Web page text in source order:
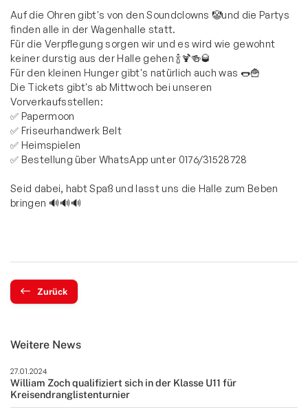
Auf die Ohren gibt's von den Soundclowns 🤡und die Partys
finden alle in der Wagenhalle statt.
Für die Verpflegung sorgen wir und es wird wie gewohnt
keiner durstig aus der Halle gehen 🍾🍹🍻🥃
Für den kleinen Hunger gibt's natürlich auch was 🌭🍟
Die Tickets gibt's ab Mittwoch bei unseren
Vorverkaufsstellen:
✅ Papermoon
✅ Friseurhandwerk Belt
✅ Heimspielen
✅ Bestellung über WhatsApp unter 0176/31528728
Seid dabei, habt Spaß und lasst uns die Halle zum Beben
bringen 🔊🔊🔊
Zurück
Weitere News
27.01.2024
William Zoch qualifiziert sich in der Klasse U11 für
Kreisendranglistenturnier